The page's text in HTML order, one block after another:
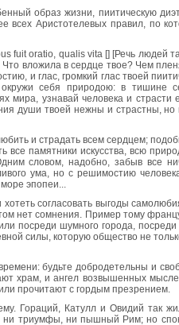
образ жизни, пиитическую
Аристотелевых правил, по
fuit oratio, qualis vita [] [Речь людей
вложила в сердце твое? Чем
и глас, громкий глас твоей
себя природою: в тишине
мира, узнавай человека и страсти
души твоей нежны и страстны, но
и страдать всем сердцем;
памятники искусства, всю
словом, надобно, забыв все
ума, но с решимостию
море эпопеи...
согласовать выгоды
нет сомнения. Пример тому
посреди шумного города,
силы, которую общество не
будьте добродетельны и
храм, и ангел возвышенных
прочитают с гордым презрением.
Гораций, Катулл и Овидий так
ни триумфы, ни пышный Рим; но